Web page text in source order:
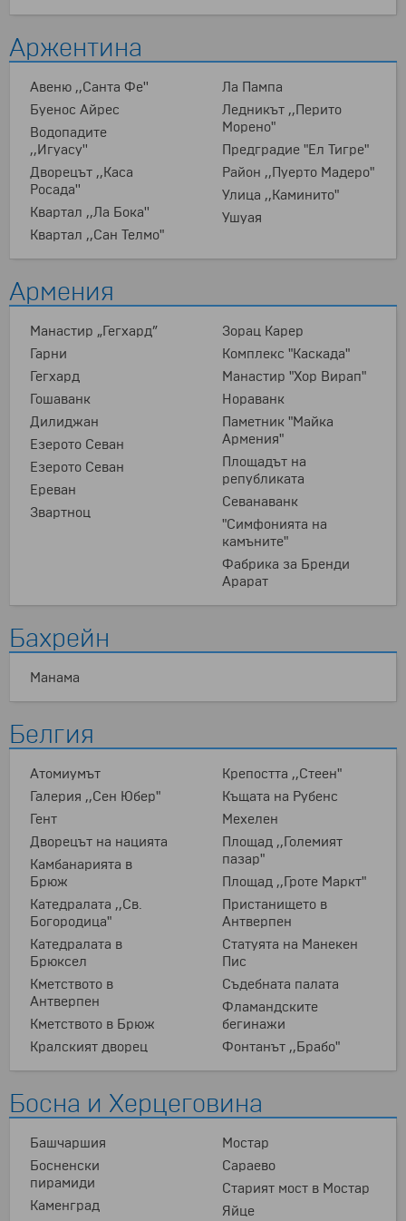
Аржентина
Авеню ,,Санта Фе''
Буенос Айрес
Водопадите
,,Игуасу''
Дворецът ,,Каса
Росада''
Квартал ,,Ла Бока''
Квартал ,,Сан Телмо"
Ла Пампа
Ледникът ,,Перито
Морено"
Предградие "Ел Тигре"
Район ,,Пуерто Мадеро"
Улица ,,Каминито"
Ушуая
Армения
Mанастир „Гегхард”
Гарни
Гегхард
Гошаванк
Дилиджан
Езерото Севан
Езерото Севан
Ереван
Звартноц
Зорац Карер
Комплекс "Каскада"
Манастир "Хор Вирап"
Нораванк
Паметник "Майка
Армения"
Площадът на
републиката
Севанаванк
"Симфонията на
камъните"
Фабрика за Бренди
Арарат
Бахрейн
Манама
Белгия
Атомиумът
Галерия ,,Сен Юбер"
Гент
Дворецът на нацията
Камбанарията в
Брюж
Катедралата ,,Св.
Богородица"
Катедралата в
Брюксел
Кметството в
Антверпен
Кметството в Брюж
Кралският дворец
Крепостта ,,Стеен"
Къщата на Рубенс
Мехелен
Площад ,,Големият
пазар"
Площад ,,Гроте Маркт"
Пристанището в
Антверпен
Статуята на Манекен
Пис
Съдебната палата
Фламандските
бегинажи
Фонтанът ,,Брабо"
Босна и Херцеговина
Башчаршия
Босненски
пирамиди
Каменград
Мостар
Сараево
Старият мост в Мостар
Яйце